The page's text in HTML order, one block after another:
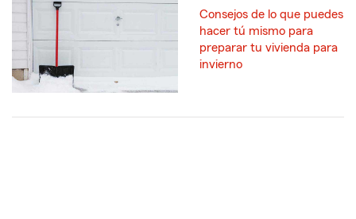
Consejos de lo que puedes
hacer tú mismo para
preparar tu vivienda para
invierno